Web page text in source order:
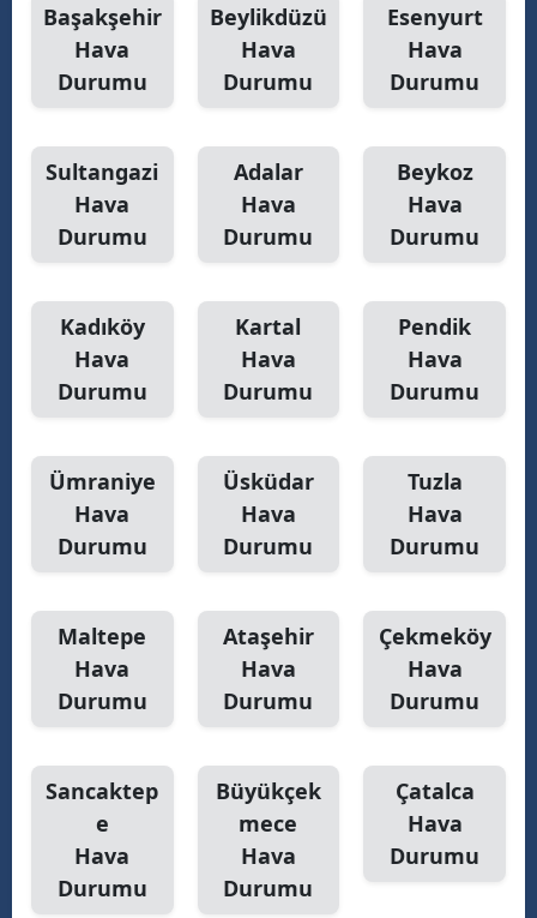
Başakşehir
Hava
Durumu
Beylikdüzü
Hava
Durumu
Esenyurt
Hava
Durumu
Sultangazi
Hava
Durumu
Adalar
Hava
Durumu
Beykoz
Hava
Durumu
Kadıköy
Hava
Durumu
Kartal
Hava
Durumu
Pendik
Hava
Durumu
Ümraniye
Hava
Durumu
Üsküdar
Hava
Durumu
Tuzla
Hava
Durumu
Maltepe
Hava
Durumu
Ataşehir
Hava
Durumu
Çekmeköy
Hava
Durumu
Sancaktep
e
Hava
Durumu
Büyükçek
mece
Hava
Durumu
Çatalca
Hava
Durumu